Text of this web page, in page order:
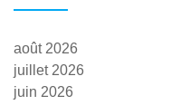
août 2026
juillet 2026
juin 2026